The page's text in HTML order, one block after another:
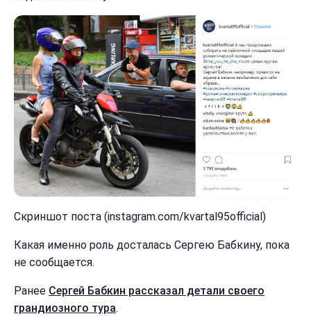
Скриншот поста (instagram.com/kvartal95official)
Какая именно роль досталась Сергею Бабкину, пока
не сообщается.
Ранее Сергей Бабкин рассказал детали своего
грандиозного тура.